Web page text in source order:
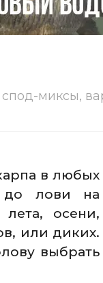
миксы,
в любых
до лови на
осени,
или диких.
выбрать